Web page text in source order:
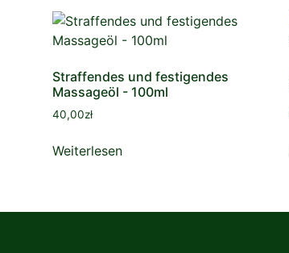
Straffendes und festigendes
Massageöl - 100ml
40,00zł
Weiterlesen